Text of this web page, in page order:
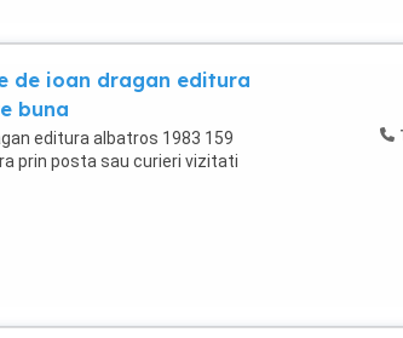
de ioan dragan editura
buna
editura albatros 1983 159
prin posta sau curieri vizitati